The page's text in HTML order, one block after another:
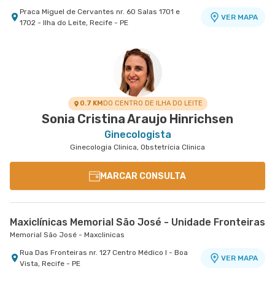
Praca Miguel de Cervantes nr. 60 Salas 1701 e
1702 - Ilha do Leite, Recife - PE
VER MAPA
0.7 KMDO CENTRO DE ILHA DO LEITE
Sonia Cristina Araujo Hinrichsen
Ginecologista
Ginecologia Clinica, Obstetrícia Clinica
MARCAR CONSULTA
Maxiclínicas Memorial São José - Unidade Fronteiras
Memorial São José - Maxclinicas
Rua Das Fronteiras nr. 127 Centro Médico I - Boa
Vista, Recife - PE
VER MAPA